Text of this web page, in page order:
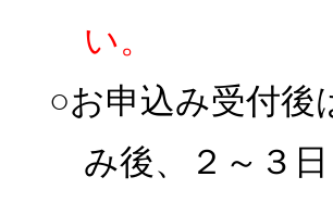
い。
○お申込み受付後
み後、２～３